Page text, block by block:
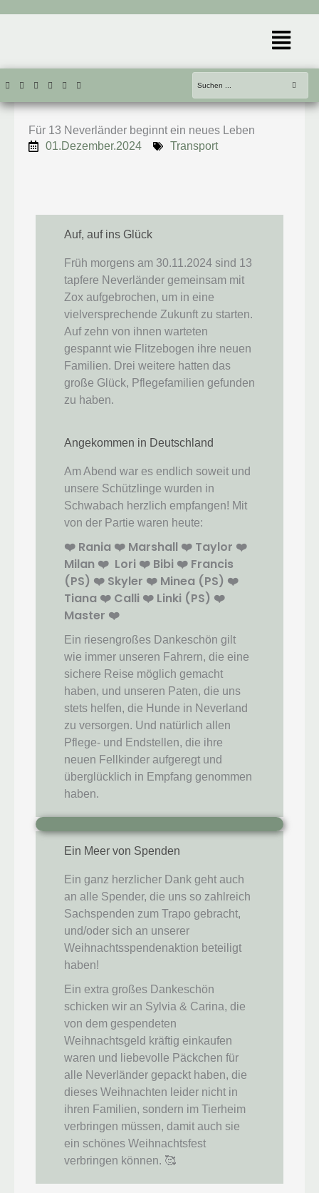
Menü
Für 13 Neverländer beginnt ein neues Leben
01.Dezember.2024
Transport
Auf, auf ins Glück
Früh morgens am 30.11.2024 sind 13
tapfere Neverländer gemeinsam mit
Zox aufgebrochen, um in eine
vielversprechende Zukunft zu starten.
Auf zehn von ihnen warteten
gespannt wie Flitzebogen ihre neuen
Familien. Drei weitere hatten das
große Glück, Pflegefamilien gefunden
zu haben.
Angekommen in Deutschland
Am Abend war es endlich soweit und
unsere Schützlinge wurden in
Schwabach herzlich empfangen! Mit
von der Partie waren heute:
❤️ Rania ❤️ Marshall ❤️ Taylor ❤️
Milan ❤️ Lori ❤️ Bibi ❤️ Francis
(PS) ❤️ Skyler ❤️ Minea (PS) ❤️
Tiana ❤️ Calli ❤️ Linki (PS) ❤️
Master ❤️
Ein riesengroßes Dankeschön gilt
wie immer unseren Fahrern, die eine
sichere Reise möglich gemacht
haben, und unseren Paten, die uns
stets helfen, die Hunde in Neverland
zu versorgen. Und natürlich allen
Pflege- und Endstellen, die ihre
neuen Fellkinder aufgeregt und
überglücklich in Empfang genommen
haben.
Ein Meer von Spenden
Ein ganz herzlicher Dank geht auch
an alle Spender, die uns so zahlreich
Sachspenden zum Trapo gebracht,
und/oder sich an unserer
Weihnachtsspendenaktion beteiligt
haben!
Ein extra großes Dankeschön
schicken wir an Sylvia & Carina, die
von dem gespendeten
Weihnachtsgeld kräftig einkaufen
waren und liebevolle Päckchen für
alle Neverländer gepackt haben, die
dieses Weihnachten leider nicht in
ihren Familien, sondern im Tierheim
verbringen müssen, damit auch sie
ein schönes Weihnachtsfest
verbringen können. 🥰